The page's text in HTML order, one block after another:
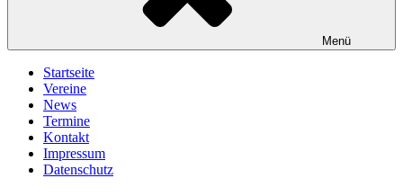
Menü
Startseite
Vereine
News
Termine
Kontakt
Impressum
Datenschutz